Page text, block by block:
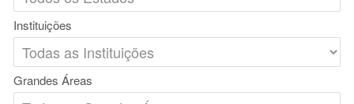
Instituições
Grandes Áreas